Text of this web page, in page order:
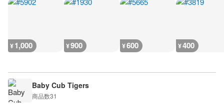
¥1,000 ¥900 ¥600 ¥400
Baby Cub Tigers
商品数31